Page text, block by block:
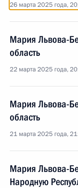
26 марта 2025 года,
Мария Львова-
область
22 марта 2025 года,
Мария Львова-
область
21 марта 2025 года,
Мария Львова-
Народную